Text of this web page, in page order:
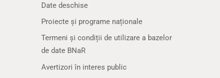
Date deschise
Proiecte și programe naționale
Termeni și condiții de utilizare a bazelor
de date BNaR
Avertizori în interes public